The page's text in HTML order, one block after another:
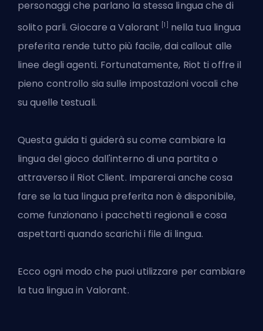
personaggi che parlano la stessa lingua che di
solito parli. Giocare a Valorant [1]
nella tua lingua
preferita rende tutto più facile, dai callout alle
linee degli agenti. Fortunatamente, Riot ti offre il
pieno controllo sia sulle impostazioni vocali che
su quelle testuali.
Questa guida ti guiderà su come cambiare la
lingua del gioco dall'interno di una partita o
attraverso il Riot Client. Imparerai anche cosa
fare se la tua lingua preferita non è disponibile,
come funzionano i pacchetti regionali e cosa
aspettarti quando scarichi i file di lingua.
Ecco ogni modo che puoi utilizzare per cambiare
la tua lingua in Valorant.